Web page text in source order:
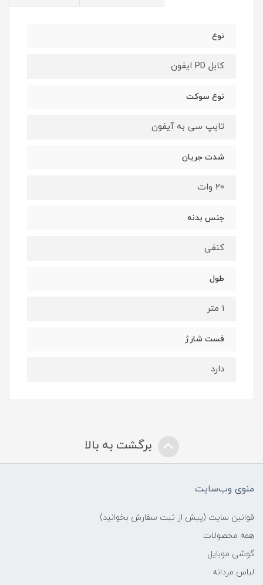
نوع
کابل PD ایفون
نوع سوکت
تایپ سی به آیفون
شدت جریان
20 وات
جنس بدنه
کنفی
طول
1 متر
فست شارژ
دارد
برگشت به بالا
منوی وب‌سایت
قوانین سایت (پیش از ثبت سفارش بخوانید)
همه محصولات
گوشی موبایل
لباس مردانه